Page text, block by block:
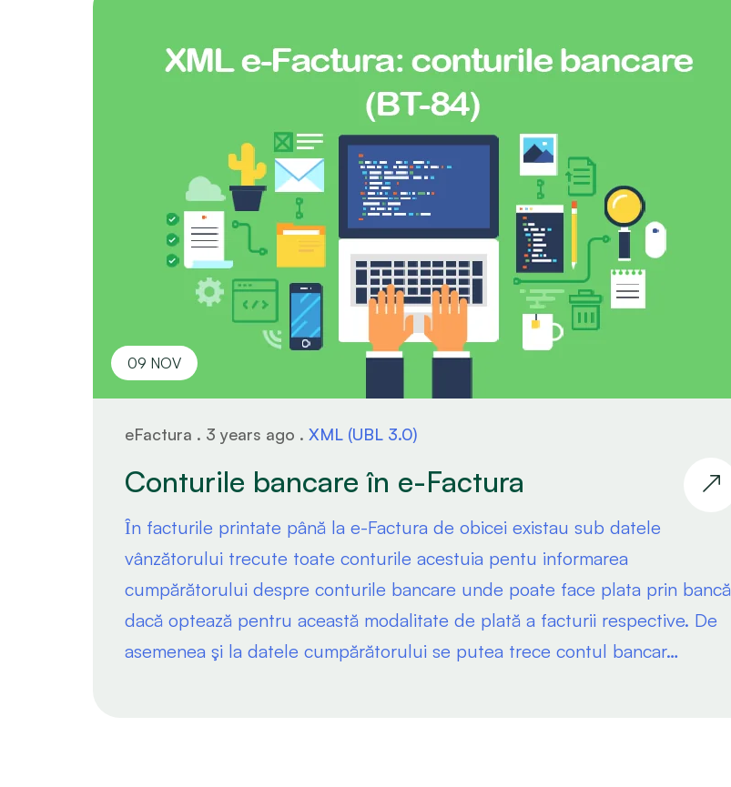
09 NOV
eFactura . 3 years ago . XML (UBL 3.0)
Conturile bancare în e-Factura
Ȋn facturile printate până la e-Factura de obicei existau sub datele
vânzătorului trecute toate conturile acestuia pentu informarea
cumpărătorului despre conturile bancare unde poate face plata prin bancă
dacă optează pentru această modalitate de plată a facturii respective. De
asemenea şi la datele cumpărătorului se putea trece contul bancar…